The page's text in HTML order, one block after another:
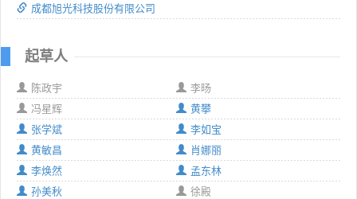
成都旭光科技股份有限公司
起草人
陈政宇
李旸
冯星辉
黄攀
张学斌
李如宝
黄敏昌
肖娜丽
李焕然
孟东林
孙美秋
徐殿